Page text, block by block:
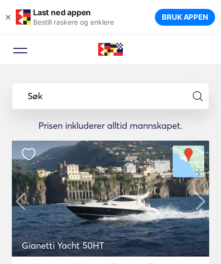
× Last ned appen
Bestill raskere og enklere BRUK APPEN
Søk
Prisen inkluderer alltid mannskapet.
Gianetti Yacht 50HT